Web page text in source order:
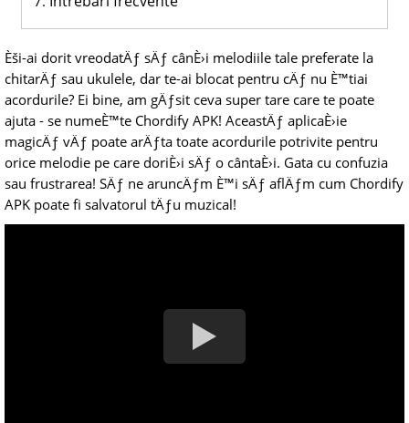
Èši-ai dorit vreodatÄƒ sÄƒ cânÈ›i melodiile tale preferate la
chitarÄƒ sau ukulele, dar te-ai blocat pentru cÄƒ nu È™tiai
acordurile? Ei bine, am gÄƒsit ceva super tare care te poate
ajuta - se numeÈ™te Chordify APK! AceastÄƒ aplicaÈ›ie
magicÄƒ vÄƒ poate arÄƒta toate acordurile potrivite pentru
orice melodie pe care doriÈ›i sÄƒ o cântaÈ›i. Gata cu confuzia
sau frustrarea! SÄƒ ne aruncÄƒm È™i sÄƒ aflÄƒm cum Chordify
APK poate fi salvatorul tÄƒu muzical!